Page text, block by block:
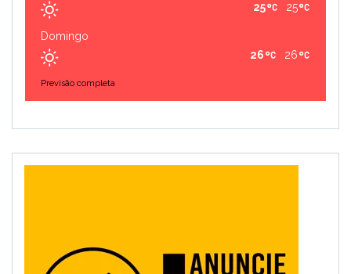
25
25
Domingo
26
26
Previsão completa